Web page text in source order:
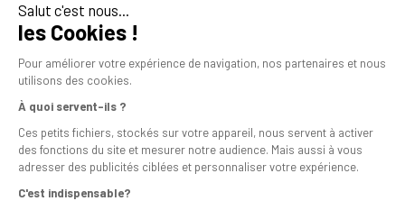
Salut c'est nous...
les Cookies !
Pour améliorer votre expérience de navigation, nos partenaires et nous
utilisons des cookies.
À quoi servent-ils ?
Ces petits fichiers, stockés sur votre appareil, nous servent à activer
des fonctions du site et mesurer notre audience. Mais aussi à vous
adresser des publicités ciblées et personnaliser votre expérience.
C'est indispensable?
En savoir plus